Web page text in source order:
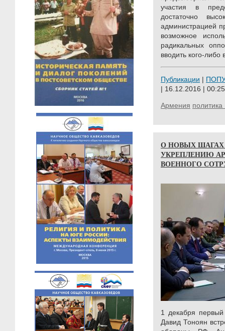
участия в
достаточно
администрацией
возможное
радикальных
вводить кого-либо
Публикации |
| 16.12.2016 | 00:25
Армения
О НОВЫХ
УКРЕПЛЕНИЮ
ВОЕННОГО
1 декабря
Давид Тоноян